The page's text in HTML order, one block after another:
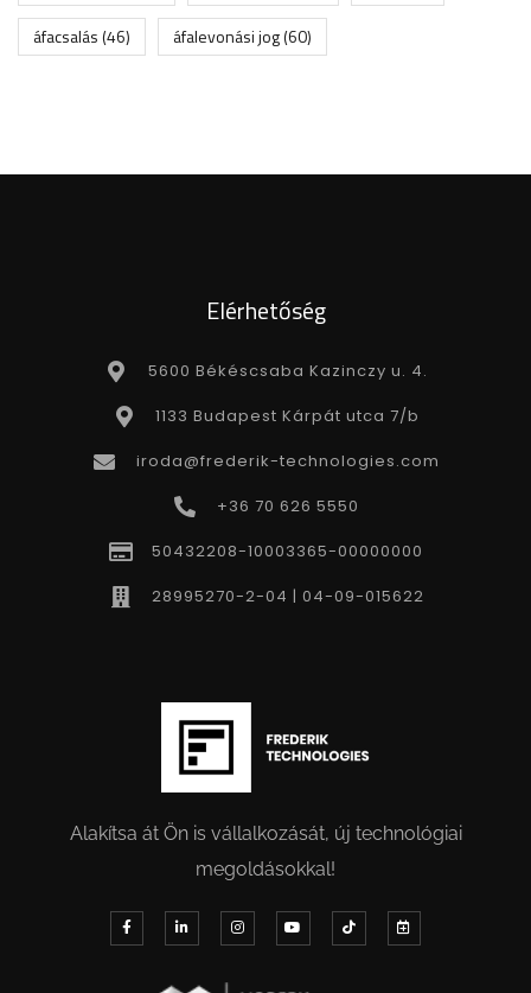
áfacsalás(46) áfalevonási jog(60)
Elérhetőség
5600 Békéscsaba Kazinczy u. 4.
1133 Budapest Kárpát utca 7/b
iroda@frederik-technologies.com
+36 70 626 5550
50432208-10003365-00000000
28995270-2-04 | 04-09-015622
Alakítsa át Ön is vállalkozását, új technológiai
megoldásokkal!